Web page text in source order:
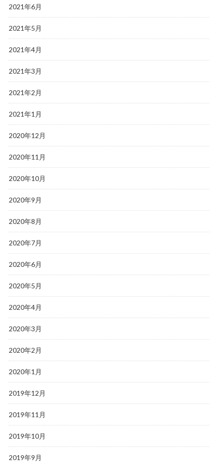
2021年6月
2021年5月
2021年4月
2021年3月
2021年2月
2021年1月
2020年12月
2020年11月
2020年10月
2020年9月
2020年8月
2020年7月
2020年6月
2020年5月
2020年4月
2020年3月
2020年2月
2020年1月
2019年12月
2019年11月
2019年10月
2019年9月